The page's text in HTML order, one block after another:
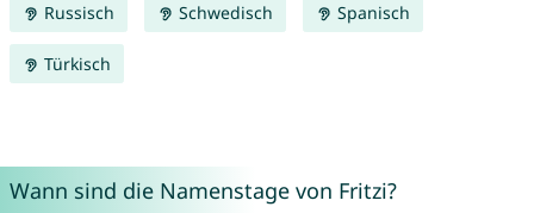
Russisch Schwedisch Spanisch
Türkisch
Wann sind die Namenstage von Fritzi?